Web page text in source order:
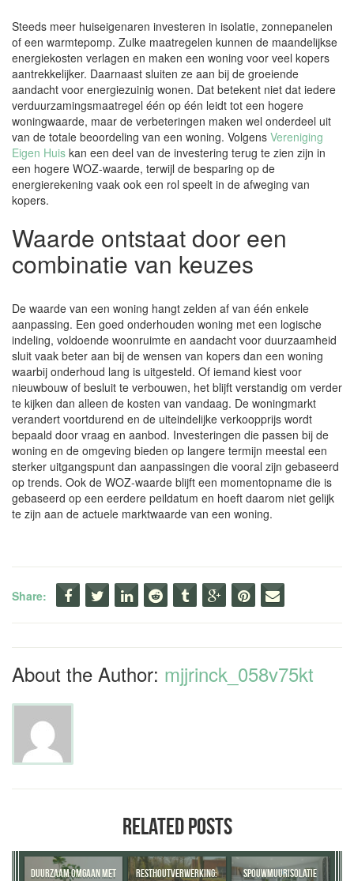
Steeds meer huiseigenaren investeren in isolatie, zonnepanelen
of een warmtepomp. Zulke maatregelen kunnen de maandelijkse
energiekosten verlagen en maken een woning voor veel kopers
aantrekkelijker. Daarnaast sluiten ze aan bij de groeiende
aandacht voor energiezuinig wonen. Dat betekent niet dat iedere
verduurzamingsmaatregel één op één leidt tot een hogere
woningwaarde, maar de verbeteringen maken wel onderdeel uit
van de totale beoordeling van een woning. Volgens Vereniging
Eigen Huis kan een deel van de investering terug te zien zijn in
een hogere WOZ-waarde, terwijl de besparing op de
energierekening vaak ook een rol speelt in de afweging van
kopers.
Waarde ontstaat door een
combinatie van keuzes
De waarde van een woning hangt zelden af van één enkele
aanpassing. Een goed onderhouden woning met een logische
indeling, voldoende woonruimte en aandacht voor duurzaamheid
sluit vaak beter aan bij de wensen van kopers dan een woning
waarbij onderhoud lang is uitgesteld. Of iemand kiest voor
nieuwbouw of besluit te verbouwen, het blijft verstandig om verder
te kijken dan alleen de kosten van vandaag. De woningmarkt
verandert voortdurend en de uiteindelijke verkoopprijs wordt
bepaald door vraag en aanbod. Investeringen die passen bij de
woning en de omgeving bieden op langere termijn meestal een
sterker uitgangspunt dan aanpassingen die vooral zijn gebaseerd
op trends. Ook de WOZ-waarde blijft een momentopname die is
gebaseerd op een eerdere peildatum en hoeft daarom niet gelijk
te zijn aan de actuele marktwaarde van een woning.
Share:
About the Author: mjjrinck_058v75kt
RELATED POSTS
DUURZAAM OMGAAN MET
RESTHOUTVERWERKING:
SPOUWMUURISOLATIE